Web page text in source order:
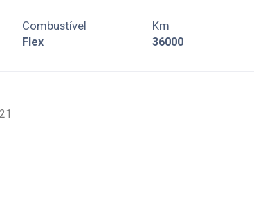
Combustível
Flex
Km
36000